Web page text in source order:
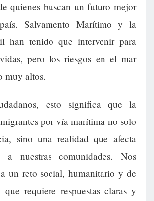
quienes buscan un futuro mejor
Salvamento Marítimo y la
han tenido que intervenir para
pero los riesgos en el mar
muy altos.
esto significa que la
por vía marítima no solo
sino una realidad que afecta
a nuestras comunidades. Nos
un reto social, humanitario y de
que requiere respuestas claras y